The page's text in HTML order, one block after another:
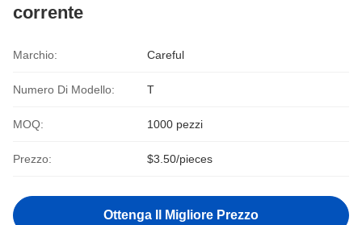
corrente
Marchio: Careful
Numero Di Modello: T
MOQ: 1000 pezzi
Prezzo: $3.50/pieces
Ottenga Il Migliore Prezzo